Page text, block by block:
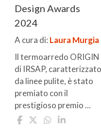
Design Awards
2024
A cura di: Laura Murgia
Il termoarredo ORIGIN
di IRSAP, caratterizzato
da linee pulite, è stato
premiato con il
prestigioso premio ...